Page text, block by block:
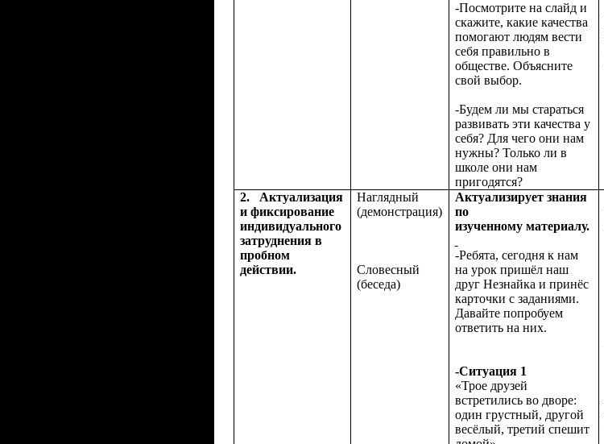
-Посмотрите на слайд и
скажите, какие качества
помогают людям вести
себя правильно в
обществе. Объясните
свой выбор.
-Будем ли мы стараться
развивать эти качества у
себя? Для чего они нам
нужны? Только ли в
школе они нам
пригодятся?
2.
Актуализация
и фиксирование
индивидуального
затруднения в
пробном
действии.
Наглядный
(демонстрация)
Словесный
(беседа)
Актуализирует знания
по
изученному материалу.
-Ребята, сегодня к нам
на урок пришёл наш
друг Незнайка и принёс
карточки с заданиями.
Давайте попробуем
ответить на них.
-Ситуация 1
«Трое друзей
встретились во дворе:
один грустный, другой
весёлый, третий спешит